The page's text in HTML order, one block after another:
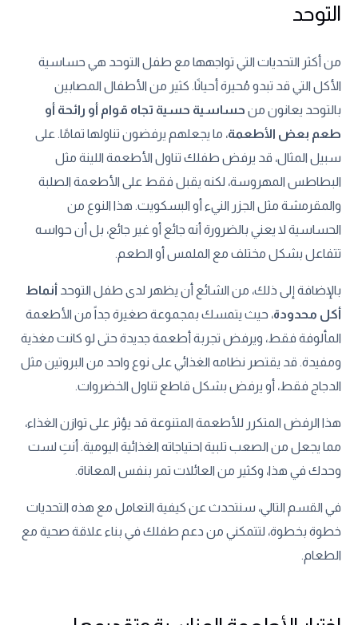
التوحد
من أكثر التحديات التي تواجهها مع طفل التوحد هي حساسية
الأكل التي قد تبدو مُحيرة أحيانًا. كثير من الأطفال المصابين
بالتوحد يعانون من حساسية حسية تجاه قوام أو رائحة أو
طعم بعض الأطعمة، ما يجعلهم يرفضون تناولها تمامًا. على
سبيل المثال، قد يرفض طفلك تناول الأطعمة اللينة مثل
البطاطس المهروسة، لكنه يقبل فقط على الأطعمة الصلبة
والمقرمشة مثل الجزر النيء أو البسكويت. هذا النوع من
الحساسية لا يعني بالضرورة أنه جائع أو غير جائع، بل أن حواسه
تتفاعل بشكل مختلف مع الملمس أو الطعم.
بالإضافة إلى ذلك، من الشائع أن يظهر لدى طفل التوحد أنماط
أكل محدودة، حيث يتمسك بمجموعة صغيرة جداً من الأطعمة
المألوفة فقط، ويرفض تجربة أطعمة جديدة حتى لو كانت مغذية
ومفيدة. قد يقتصر نظامه الغذائي على نوع واحد من البروتين مثل
الدجاج فقط، أو يرفض بشكل قاطع تناول الخضروات.
هذا الرفض المتكرر للأطعمة المتنوعة قد يؤثر على توازن الغذاء،
مما يجعل من الصعب تلبية احتياجاته الغذائية اليومية. أنتِ لست
وحدك في هذا، وكثير من العائلات تمر بنفس المعاناة.
في القسم التالي، سنتحدث عن كيفية التعامل مع هذه التحديات
خطوة بخطوة، لتتمكني من دعم طفلك في بناء علاقة صحية مع
الطعام.